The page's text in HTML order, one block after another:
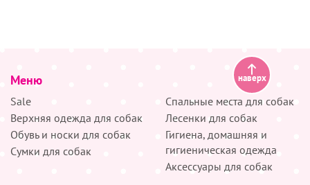
Меню
Sale
Верхняя одежда для собак
Обувь и носки для собак
Сумки для собак
Спальные места для собак
Лесенки для собак
Гигиена, домашняя и
гигиеническая одежда
Аксессуары для собак
наверх